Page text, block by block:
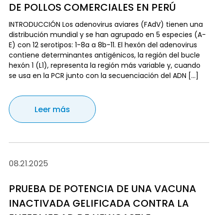
DE POLLOS COMERCIALES EN PERÚ
INTRODUCCIÓN Los adenovirus aviares (FAdV) tienen una
distribución mundial y se han agrupado en 5 especies (A-
E) con 12 serotipos: 1-8a a 8b-11. El hexón del adenovirus
contiene determinantes antigénicos, la región del bucle
hexón 1 (L1), representa la región más variable y, cuando
se usa en la PCR junto con la secuenciación del ADN […]
Leer más
08.21.2025
PRUEBA DE POTENCIA DE UNA VACUNA
INACTIVADA GELIFICADA CONTRA LA